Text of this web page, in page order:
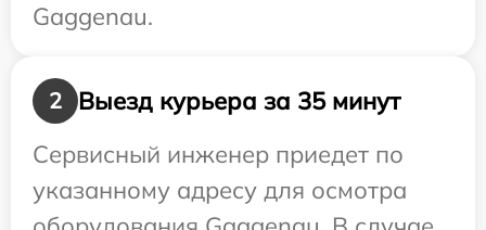
Gaggenau.
2
Выезд курьера за 35 минут
Сервисный инженер приедет по
указанному адресу для осмотра